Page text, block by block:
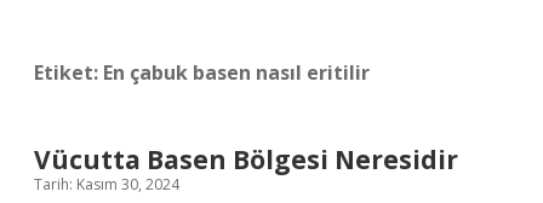
Etiket: En çabuk basen nasıl eritilir
Vücutta Basen Bölgesi Neresidir
Tarih: Kasım 30, 2024